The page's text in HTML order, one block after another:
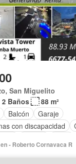
San Miguelito
2 Baños
88 m²
Balcón
Garaje
con discapacidad
- Roberto Cornavaca R